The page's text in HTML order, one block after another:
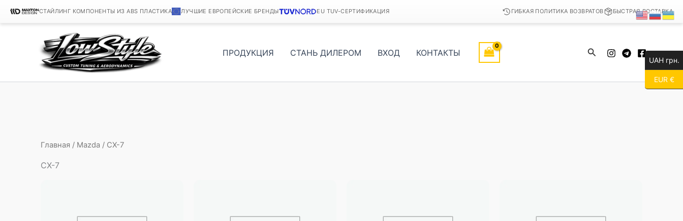
СТАЙЛИНГ КОМПОНЕНТЫ ИЗ ABS ПЛАСТИКА ЛУЧШИЕ ЕВРОПЕЙСКИЕ БРЕНДЫ EU TUV-СЕРТИФИКАЦИЯ ГИБКАЯ ПОЛИТИКА ВОЗВРАТОВ БЫСТРАЯ ДОСТАВКА
содержимому
ПРОДУКЦИЯ СТАНЬ ДИЛЕРОМ ВХОД КОНТАКТЫ Поиск
Главная / Mazda / CX-7
CX-7
UAH грн.
EUR €